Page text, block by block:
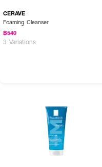
How To Use:
บีบผลิตภัณฑ์ในปริมาณที่พอเหมาะล
CERAVE
Foaming Cleanser
฿540
3 Variations